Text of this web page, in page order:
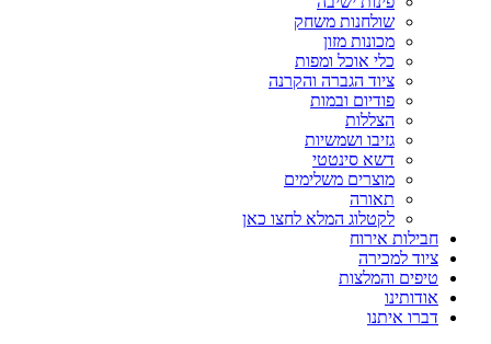
שולחנות משחק
מכונות מזון
כלי אוכל ומפות
ציוד הגברה והקרנה
פודיום ובמות
הצללות
גזיבו ושמשיות
דשא סינטטי
מוצרים משלימים
תאורה
לקטלוג המלא לחצו כאן
חבילות אירוח
ציוד למכירה
טיפים והמלצות
אודותינו
דברו איתנו